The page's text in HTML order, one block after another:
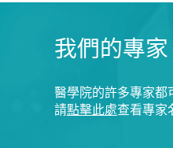
我們的專家
醫學院的許多專家都
請點擊此處查看專家